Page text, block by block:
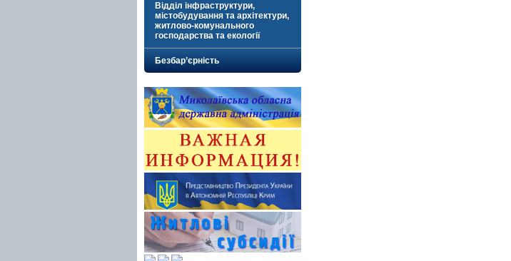
Відділ інфраструктури,
містобудування та архітектури,
житлово-комунального
господарства та екології
Безбар’єрність